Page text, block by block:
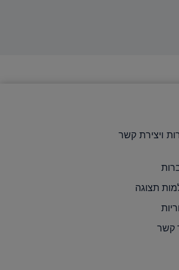
ויצירת קשר
תצוגה
קשר